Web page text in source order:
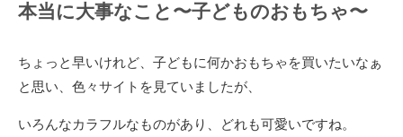
本当に大事なこと〜子どものおもちゃ〜
ちょっと早いけれど、子どもに何かおもちゃを買いたいなぁ
と思い、色々サイトを見ていましたが、
いろんなカラフルなものがあり、どれも可愛いですね。